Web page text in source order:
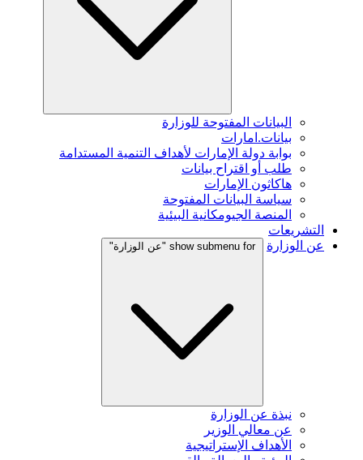
البيانات المفتوحة للوزارة
بيانات.امارات
بوابة دولة الإمارات لأهداف التنمية المستدامة
طلب أو اقتراح بيانات
هاكاثون الإمارات
سياسة البيانات المفتوحة
المنصة الجيومكانية البيئية
التشريعات
عن الوزارة
show submenu for "عن الوزارة"
نبذة عن الوزارة
عن معالي الوزير
الأهداف الإستراتيجية